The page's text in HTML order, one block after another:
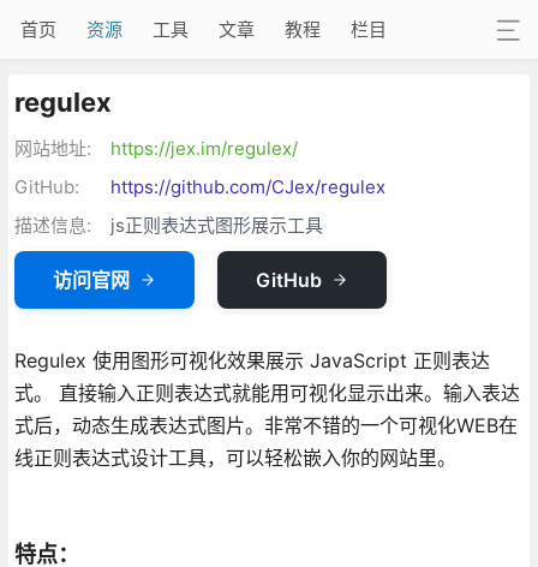
首页 资源 工具 文章 教程 栏目
regulex
网站地址:
https://jex.im/regulex/
GitHub:
https://github.com/CJex/regulex
描述信息:
js正则表达式图形展示工具
访问官网 GitHub
Regulex 使用图形可视化效果展示 JavaScript 正则表达
式。 直接输入正则表达式就能用可视化显示出来。输入表达
式后，动态生成表达式图片。非常不错的一个可视化WEB在
线正则表达式设计工具，可以轻松嵌入你的网站里。
特点：